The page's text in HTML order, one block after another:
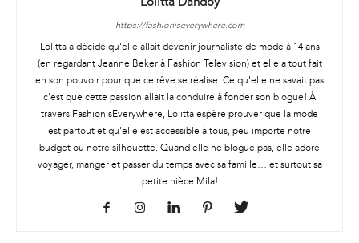
https://fashioniseverywhere.com
Lolitta a décidé qu'elle allait devenir journaliste de mode à 14 ans
(en regardant Jeanne Beker à Fashion Television) et elle a tout fait
en son pouvoir pour que ce rêve se réalise. Ce qu'elle ne savait pas
c'est que cette passion allait la conduire à fonder son blogue! À
travers FashionIsEverywhere, Lolitta espère prouver que la mode
est partout et qu'elle est accessible à tous, peu importe notre
budget ou notre silhouette. Quand elle ne blogue pas, elle adore
voyager, manger et passer du temps avec sa famille… et surtout sa
petite nièce Mila!